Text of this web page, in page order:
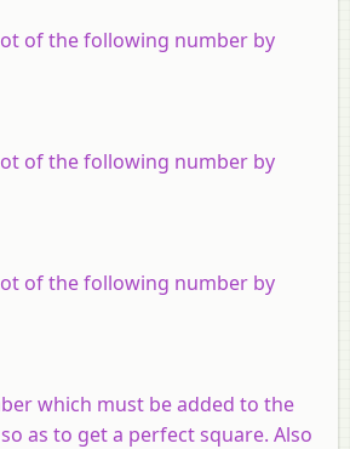
of the following number by
of the following number by
of the following number by
which must be added to the
as to get a perfect square. Also